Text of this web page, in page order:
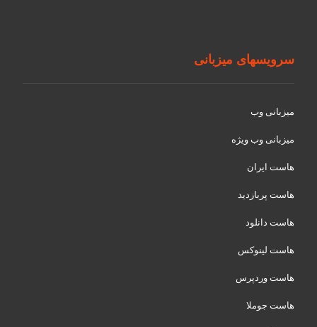
سرویسهای میزبانی
میزبانی وب
میزبانی وب ویژه
هاست ایران
هاست پربازدید
هاست دانلود
هاست لینوکس
هاست وردپرس
هاست جوملا